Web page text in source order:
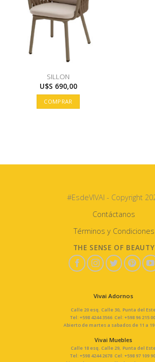
SILLON
U$S 690,00
COMPRAR
#EsdeVIVAI - Copyright
Contáctanos
Términos y Condiciones
THE SENSE OF BEAUTY
Vivai Adornos
Calle 20 esq. Calle 30, Punta del
Tel: +598 4244 3566 Cel: +598 96 215
Abierto de martes a sabados de 11 a
Vivai Muebles
Calle 18 esq. Calle 29, Punta del
Tel: +598 4244 2678 Cel: +598 97 109